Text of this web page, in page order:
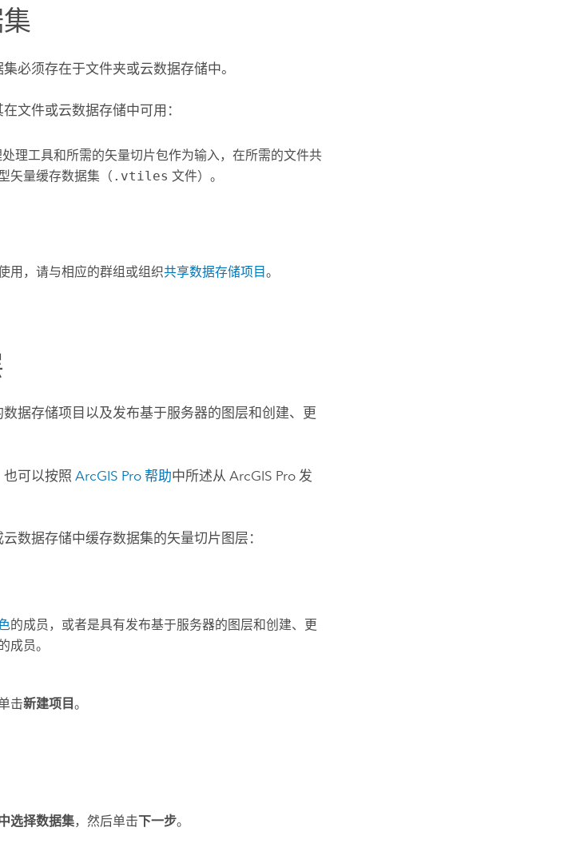
必须存在于文件夹或云数据存储中。
文件或云数据存储中可用：
理工具和所需的矢量切片包作为输入，在所需的文件共
矢量缓存数据集（ .vtiles 文件）。
用，请与相应的群组或组织共享数据存储项目。
据存储项目以及发布基于服务器的图层和创建、更
可以按照 ArcGIS Pro 帮助中所述从ArcGIS Pro 发
数据存储中缓存数据集的矢量切片图层：
的成员，或者是具有发布基于服务器的图层和创建、更
成员。
击新建项目。
选择数据集，然后单击下一步。